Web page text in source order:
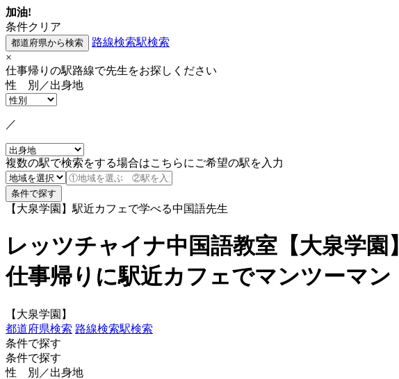
加油!
条件クリア
路線検索駅検索
×
仕事帰りの駅路線で先生をお探しください
性 別／出身地
／
複数の駅で検索をする場合はこちらにご希望の駅を入力
【大泉学園】駅近カフェで学べる中国語先生
レッツチャイナ中国語教室【大泉学園】
仕事帰りに駅近カフェでマンツーマン
【大泉学園】
都道府県検索 路線検索駅検索
条件で探す
条件で探す
性 別／出身地